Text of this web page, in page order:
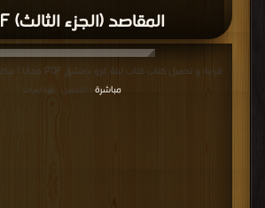
المقاصد (الجزء الثالث) PDF
قراءة و تحميل كتاب كتاب ليلة غزو دمشق PDF مجانا | مكتبة >
مباشرة
| التحميل : مرة/مرات